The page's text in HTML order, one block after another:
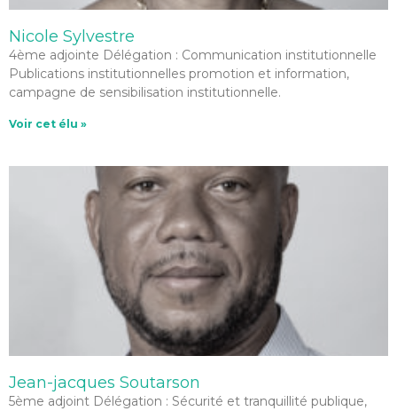
Nicole Sylvestre
4ème adjointe Délégation : Communication institutionnelle
Publications institutionnelles promotion et information,
campagne de sensibilisation institutionnelle.
Voir cet élu »
Jean-jacques Soutarson
5ème adjoint Délégation : Sécurité et tranquillité publique,